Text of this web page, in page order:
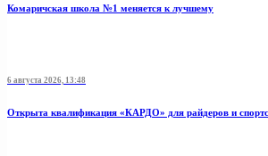
Комаричская школа №1 меняется к лучшему
6 августа 2026, 13:48
Открыта квалификация «КАРДО» для райдеров и